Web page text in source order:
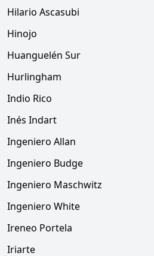
Hilario Ascasubi
Hinojo
Huanguelén Sur
Hurlingham
Indio Rico
Inés Indart
Ingeniero Allan
Ingeniero Budge
Ingeniero Maschwitz
Ingeniero White
Ireneo Portela
Iriarte